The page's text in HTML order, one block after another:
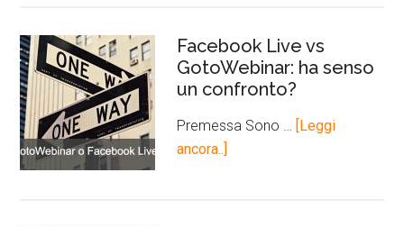
Facebook Live vs
GotoWebinar: ha senso
un confronto?
Premessa Sono …
[Leggi
ancora..]